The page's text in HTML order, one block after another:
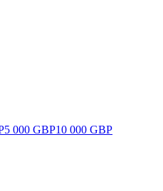
5 000 GBP10 000 GBP